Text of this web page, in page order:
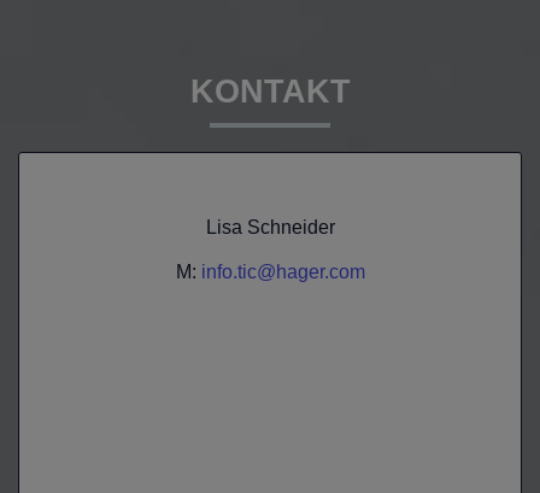
KONTAKT
Lisa Schneider
M: info.tic@hager.com